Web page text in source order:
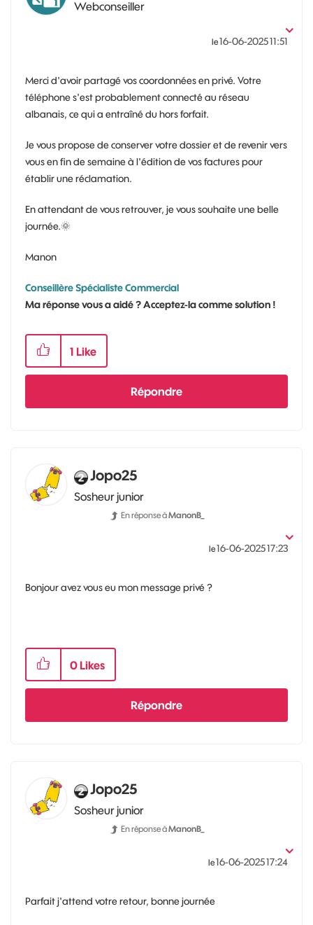
Webconseiller
le‎16-06-202511:51
Merci d'avoir partagé vos coordonnées en privé. Votre
téléphone s'est probablement connecté au réseau
albanais, ce qui a entraîné du hors forfait.
Je vous propose de conserver votre dossier et de revenir vers
vous en fin de semaine à l'édition de vos factures pour
établir une réclamation.
En attendant de vous retrouver, je vous souhaite une belle
journée.🌞
Manon
Conseillère Spécialiste Commercial
Ma réponse vous a aidé ? Acceptez-la comme solution !
1 Like
Répondre
Jopo25
Sosheur junior
En réponse àManonB_
le‎16-06-202517:23
Bonjour avez vous eu mon message privé ?
0 Likes
Répondre
Jopo25
Sosheur junior
En réponse àManonB_
le‎16-06-202517:24
Parfait j'attend votre retour, bonne journée